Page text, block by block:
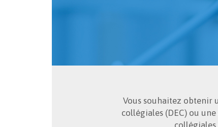
Vous souhaitez obtenir
collégiales (DEC) ou
collégiales